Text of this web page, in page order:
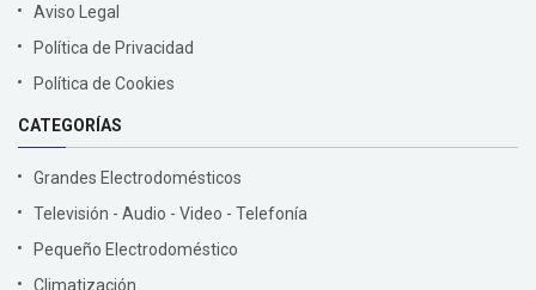
Aviso Legal
Política de Privacidad
Política de Cookies
CATEGORÍAS
Grandes Electrodomésticos
Televisión - Audio - Video - Telefonía
Pequeño Electrodoméstico
Climatización